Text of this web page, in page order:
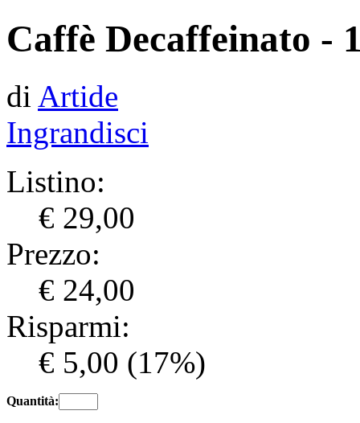
Caffè Decaffeinato -
di Artide
Ingrandisci
Listino:
€ 29,00
Prezzo:
€ 24,00
Risparmi:
€ 5,00 (17%)
Quantità: